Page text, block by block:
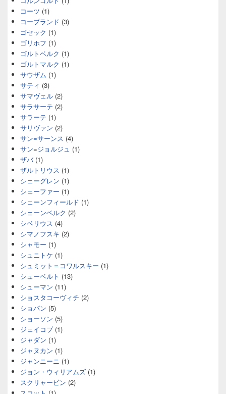
コーツ (1)
コープランド (3)
ゴセック (1)
ゴリホフ (1)
ゴルトベルク (1)
ゴルトマルク (1)
サウザム (1)
サティ (3)
サマヴェル (2)
サラサーテ (2)
サラーテ (1)
サリヴァン (2)
サン=サーンス (4)
サン=ジョルジュ (1)
ザバ(1)
ザルトリウス (1)
シェーグレン (1)
シェーファー (1)
シェーンフィールド (1)
シェーンベルク (2)
シベリウス (4)
シマノフスキ (2)
シャモー (1)
シュニトケ (1)
シュミット＝コワルスキー (1)
シューベルト (13)
シューマン (11)
ショスタコーヴィチ (2)
ショパン (5)
ショーソン (5)
ジェイコブ (1)
ジャダン (1)
ジャヌカン (1)
ジャンニーニ (1)
ジョン・ウィリアムズ (1)
スクリャービン (2)